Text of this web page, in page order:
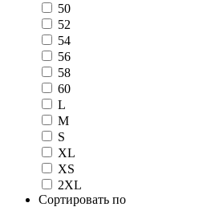
50
52
54
56
58
60
L
M
S
XL
XS
2XL
Сортировать по